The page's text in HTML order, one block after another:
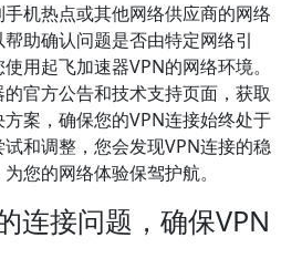
机热点或其他网络供应商的网络
助确认问题是否由特定网络引
用起飞加速器VPN的网络环境。
官方公告和技术支持页面，获取
案，确保您的VPN连接始终处于
和调整，您会发现VPN连接的稳
您的网络体验保驾护航。
连接问题，确保VPN